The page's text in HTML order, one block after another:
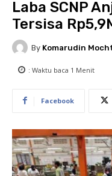
Laba SCNP
Tersisa
By Komarudin
: Waktu baca 1 Menit
Facebook